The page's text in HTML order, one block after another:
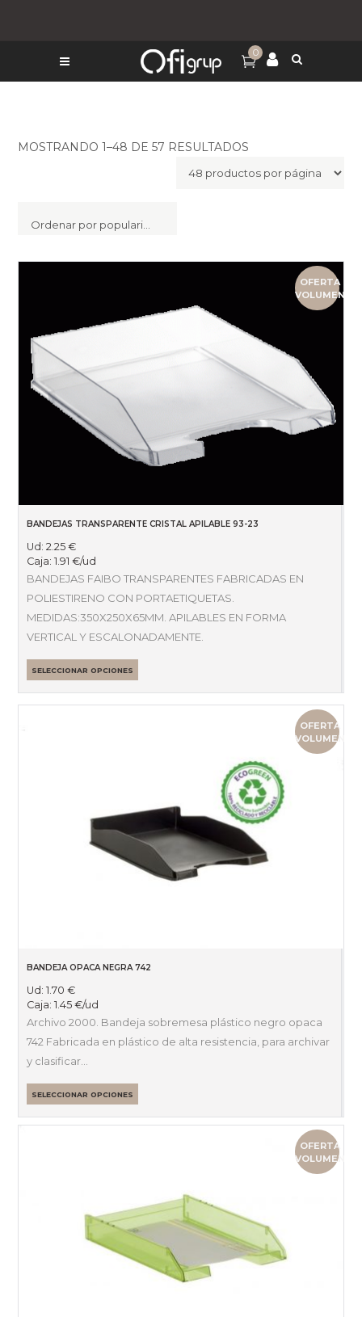
0
MOSTRANDO 1–48 DE 57 RESULTADOS
Ordenar por popularidad
OFERTA
VOLUMEN
BANDEJAS TRANSPARENTE CRISTAL APILABLE 93-23
Ud:2.25€
Caja:1.91€/ud
BANDEJAS FAIBO TRANSPARENTES FABRICADAS EN
POLIESTIRENO CON PORTAETIQUETAS.
MEDIDAS:350X250X65MM. APILABLES EN FORMA
VERTICAL Y ESCALONADAMENTE.
SELECCIONAR OPCIONES
OFERTA
VOLUMEN
BANDEJA OPACA NEGRA 742
Ud:1.70€
Caja:1.45€/ud
Archivo 2000. Bandeja sobremesa plástico negro opaca
742 Fabricada en plástico de alta resistencia, para archivar
y clasificar…
SELECCIONAR OPCIONES
OFERTA
VOLUMEN